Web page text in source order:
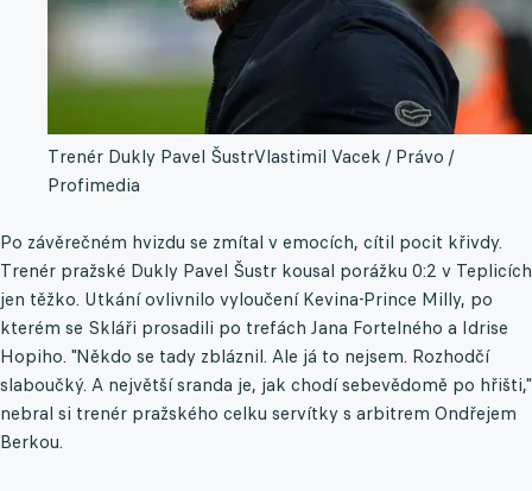
Trenér Dukly Pavel ŠustrVlastimil Vacek / Právo /
Profimedia
Po závěrečném hvizdu se zmítal v emocích, cítil pocit křivdy.
Trenér pražské Dukly Pavel Šustr kousal porážku 0:2 v Teplicích
jen těžko. Utkání ovlivnilo vyloučení Kevina-Prince Milly, po
kterém se Skláři prosadili po trefách Jana Fortelného a Idrise
Hopiho. "Někdo se tady zbláznil. Ale já to nejsem. Rozhodčí
slaboučký. A největší sranda je, jak chodí sebevědomě po hřišti,"
nebral si trenér pražského celku servítky s arbitrem Ondřejem
Berkou.